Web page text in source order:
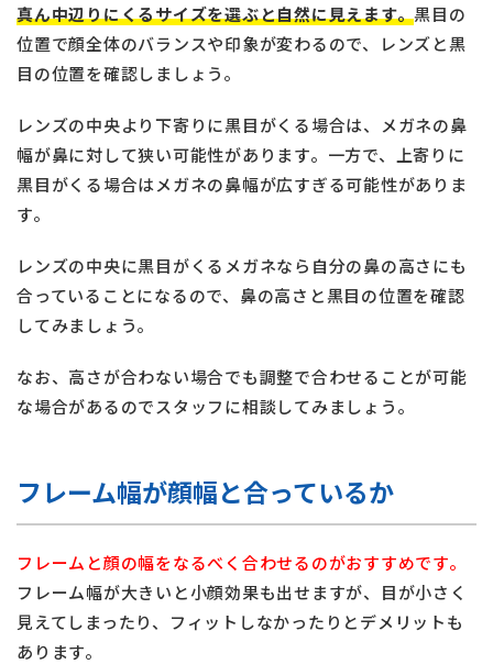
真ん中辺りにくるサイズを選ぶと自然に見えます。黒目の
位置で顔全体のバランスや印象が変わるので、レンズと黒
目の位置を確認しましょう。
レンズの中央より下寄りに黒目がくる場合は、メガネの鼻
幅が鼻に対して狭い可能性があります。一方で、上寄りに
黒目がくる場合はメガネの鼻幅が広すぎる可能性がありま
す。
レンズの中央に黒目がくるメガネなら自分の鼻の高さにも
合っていることになるので、鼻の高さと黒目の位置を確認
してみましょう。
なお、高さが合わない場合でも調整で合わせることが可能
な場合があるのでスタッフに相談してみましょう。
フレーム幅が顔幅と合っているか
フレームと顔の幅をなるべく合わせるのがおすすめです。
フレーム幅が大きいと小顔効果も出せますが、目が小さく
見えてしまったり、フィットしなかったりとデメリットも
あります。